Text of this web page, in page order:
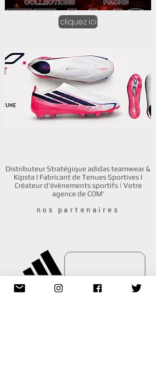
cliquez ici
Distributeur Stratégique adidas teamwear &
Kipsta I Fabricant de Tenues Sportives I
Créateur d'évènements sportifs | Votre
agence de COM'
nos partenaires